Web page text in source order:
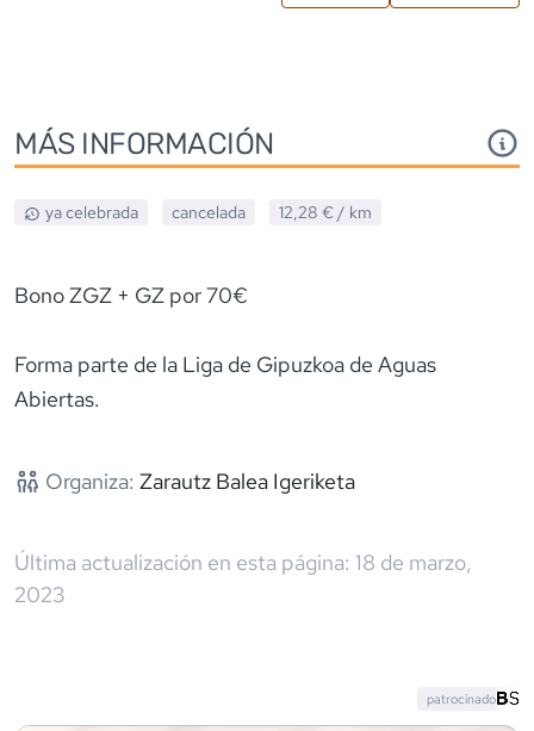
MÁS INFORMACIÓN
ya celebrada cancelada 12,28 € / km
Bono ZGZ + GZ por 70€
Forma parte de la Liga de Gipuzkoa de Aguas
Abiertas.
Organiza: Zarautz Balea Igeriketa
Última actualización en esta página: 18 de marzo,
2023
patrocinado